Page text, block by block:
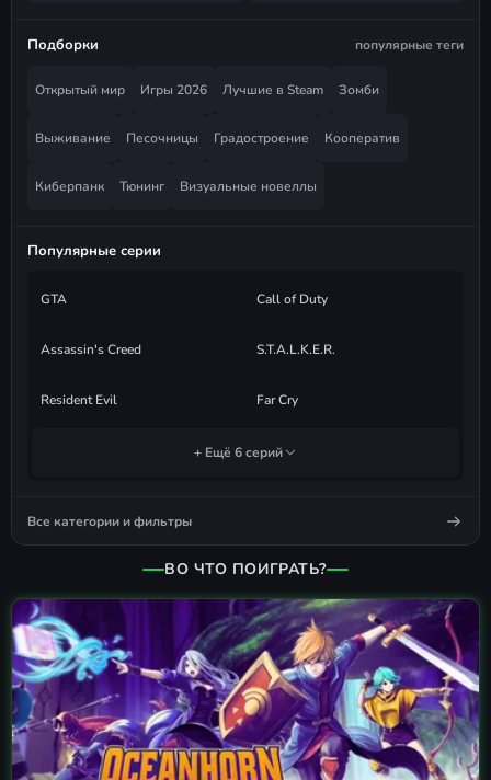
Подборки популярные теги
Открытый мир Игры 2026 Лучшие в Steam Зомби
Выживание Песочницы Градостроение Кооператив
Киберпанк Тюнинг Визуальные новеллы
Популярные серии
GTA Call of Duty
Assassin's Creed S.T.A.L.K.E.R.
Resident Evil Far Cry
+ Ещё 6 серий
Все категории и фильтры
ВО ЧТО ПОИГРАТЬ?